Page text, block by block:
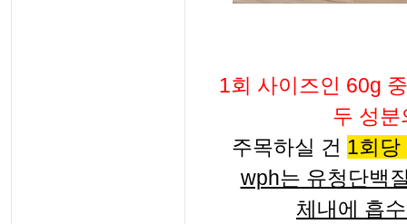
1회 사이즈인 60g
두 성분
주목하실 건 1회당
wph는 유청단백
체내에 흡